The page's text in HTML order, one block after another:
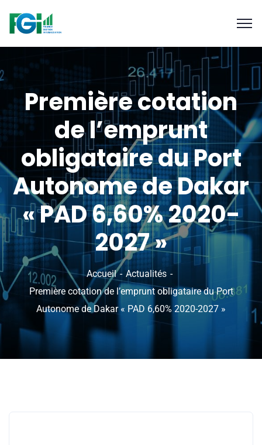
Première cotation
de l’emprunt
obligataire du Port
Autonome de Dakar
« PAD 6,60% 2020-
2027 »
Accueil
Actualités
Première cotation de l’emprunt obligataire du Port
Autonome de Dakar « PAD 6,60% 2020-2027 »